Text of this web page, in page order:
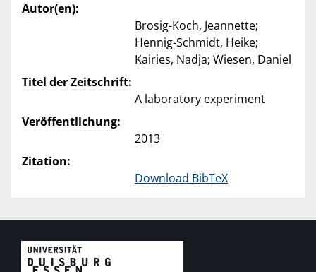
Autor(en):
Brosig-Koch, Jeannette;
Hennig-Schmidt, Heike;
Kairies, Nadja; Wiesen, Daniel
Titel der Zeitschrift:
A laboratory experiment
Veröffentlichung:
2013
Zitation:
Download BibTeX